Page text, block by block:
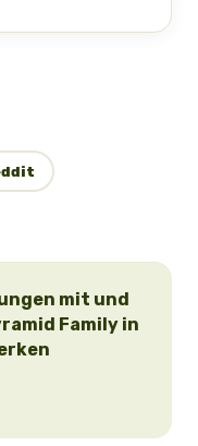
mit und
Family in